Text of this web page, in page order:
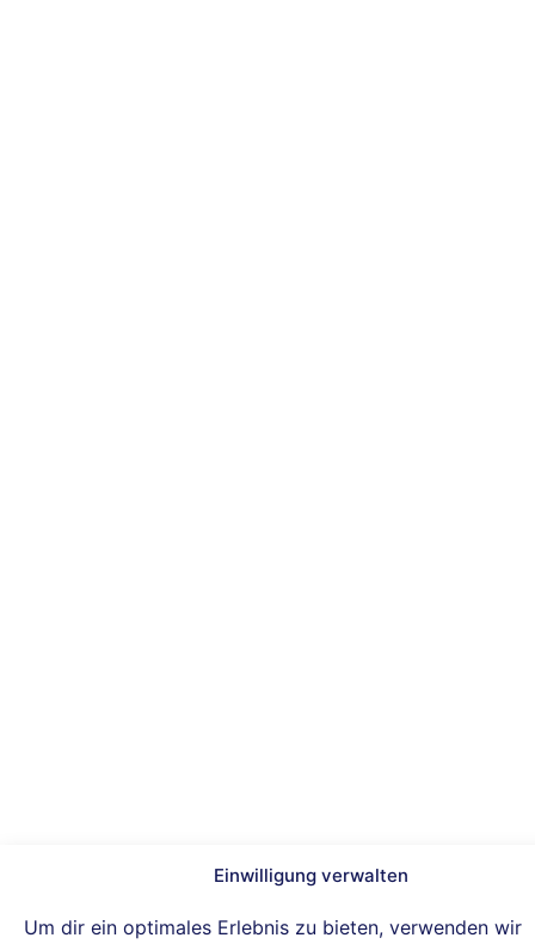
Einwilligung verwalten
Um dir ein optimales Erlebnis zu bieten, verwenden wir